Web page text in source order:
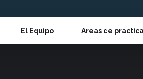
El Equipo Areas de practica